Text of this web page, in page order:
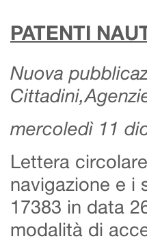
PATENTI
Nuova
mercoledì 11
Lettera
navigazione e i
17383 in data
modalità di